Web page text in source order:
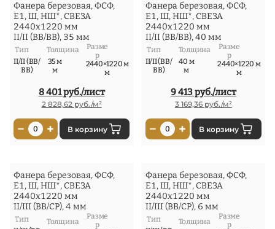
Фанера березовая, ФСФ,
Е1, Ш, НШ*, СВЕЗА
2440x1220 мм
II/II (ВВ/ВВ), 35 мм
Тип
II/II (ВВ/
ВВ)
Толщина
35 м
м
Разме
р
2440×1220 м
м
8 401 руб./лист
2 828,62 руб./м²
− 0 + В корзину
Фанера березовая, ФСФ,
Е1, Ш, НШ*, СВЕЗА
2440x1220 мм
II/II (ВВ/ВВ), 40 мм
Тип
II/II (ВВ/
ВВ)
Толщина
40 м
м
Разме
р
2440×1220 м
м
9 413 руб./лист
3 169,36 руб./м²
− 0 + В корзину
Фанера березовая, ФСФ,
Е1, Ш, НШ*, СВЕЗА
2440x1220 мм
II/III (ВВ/СР), 4 мм
Тип
Толщина
Разме
р
Фанера березовая, ФСФ,
Е1, Ш, НШ*, СВЕЗА
2440x1220 мм
II/III (ВВ/СР), 6 мм
Тип
Толщина
Разме
р